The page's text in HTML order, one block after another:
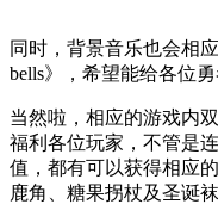
同时，背景音乐也会相
bells》，希望能给各位
当然啦，相应的游戏内
福利各位玩家，不管是
值，都有可以获得相应
鹿角、糖果拐杖及圣诞